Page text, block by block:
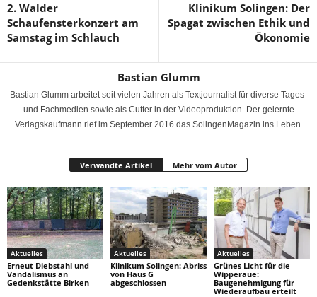
2. Walder
Schaufensterkonzert am
Samstag im Schlauch
Klinikum Solingen: Der
Spagat zwischen Ethik und
Ökonomie
Bastian Glumm
Bastian Glumm arbeitet seit vielen Jahren als Textjournalist für diverse Tages-
und Fachmedien sowie als Cutter in der Videoproduktion. Der gelernte
Verlagskaufmann rief im September 2016 das SolingenMagazin ins Leben.
Verwandte Artikel Mehr vom Autor
Aktuelles
Erneut Diebstahl und
Vandalismus an
Gedenkstätte Birken
Aktuelles
Klinikum Solingen: Abriss
von Haus G
abgeschlossen
Aktuelles
Grünes Licht für die
Wipperaue:
Baugenehmigung für
Wiederaufbau erteilt